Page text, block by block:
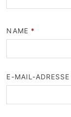
NAME *
E-MAIL-ADRESSE